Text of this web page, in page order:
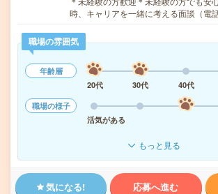
時、キャリアを一緒に考える面談（電
職場の雰囲気
年齢層
20代
30代 40代
職場の様子
活気がある
もっと見る
気になる! 応募へ進む